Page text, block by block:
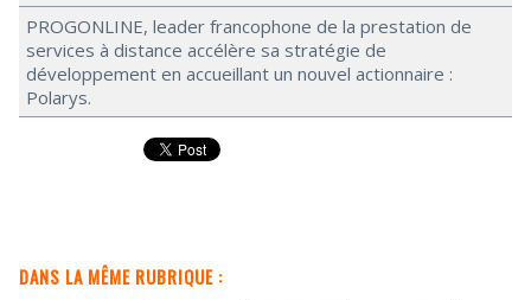
PROGONLINE, leader francophone de la prestation de
services à distance accélère sa stratégie de
développement en accueillant un nouvel actionnaire :
Polarys.
DANS LA MÊME RUBRIQUE :